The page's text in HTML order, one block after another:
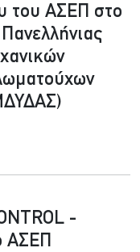
του ΑΣΕΠ στο
-
ΑΣΕΠ